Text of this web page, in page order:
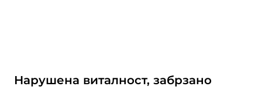
Нарушена виталност, забрзано